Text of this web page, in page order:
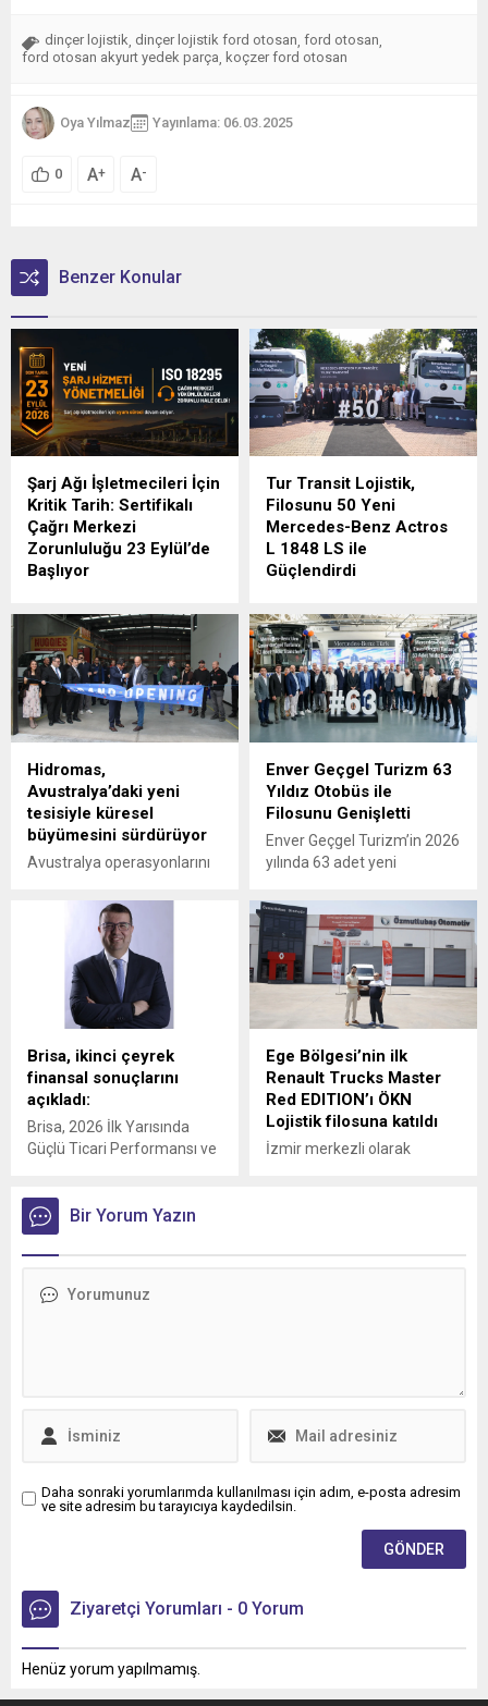
dinçer lojistik dinçer lojistik ford otosan ford otosan
ford otosan akyurt yedek parça koçzer ford otosan
Oya Yılmaz Yayınlama: 06.03.2025
0 A+ A-
Benzer Konular
Şarj Ağı İşletmecileri İçin
Kritik Tarih: Sertifikalı
Çağrı Merkezi
Zorunluluğu 23 Eylül’de
Başlıyor
sektörünü yakından
ilgilendiren düzenlemede
geri sayım sürüyor.
Tur Transit Lojistik,
Filosunu 50 Yeni
Mercedes-Benz Actros
L 1848 LS ile
Güçlendirdi
yılından bu yana uluslararası
lojistik alanında faaliyet
gösteren Tur Transit
Lojistik’e 50 adet Mercedes-
Benz Actros L 1848 LS
teslimatı gerçekleştirdi.
Hidromas,
Avustralya’daki yeni
tesisiyle küresel
büyümesini sürdürüyor
Avustralya operasyonlarını
Epping'deki yeni tesisinin
açılışıyla güçlendiren
Hidromas, küresel çapta
genişlemeye devam ediyor.
Enver Geçgel Turizm 63
Yıldız Otobüs ile
Filosunu Genişletti
Enver Geçgel Turizm’in 2026
yılında 63 adet yeni
yatırımı ile, şirketin
filosundaki Mercedes-Benz
araçların oranı yüzde 83’e
ulaştı.
Brisa, ikinci çeyrek
finansal sonuçlarını
açıkladı:
Brisa, 2026 İlk Yarısında
Güçlü Ticari Performansı ve
Güçlendirdi
Ege Bölgesi’nin ilk
Renault Trucks Master
Red EDITION’ı ÖKN
Lojistik filosuna katıldı
İzmir merkezli olarak
Trucks Master Red EDITION
Bir Yorum Yazın
Daha sonraki yorumlarımda kullanılması için adım, e-posta adresim
ve site adresim bu tarayıcıya kaydedilsin.
Ziyaretçi Yorumları - 0 Yorum
Henüz yorum yapılmamış.